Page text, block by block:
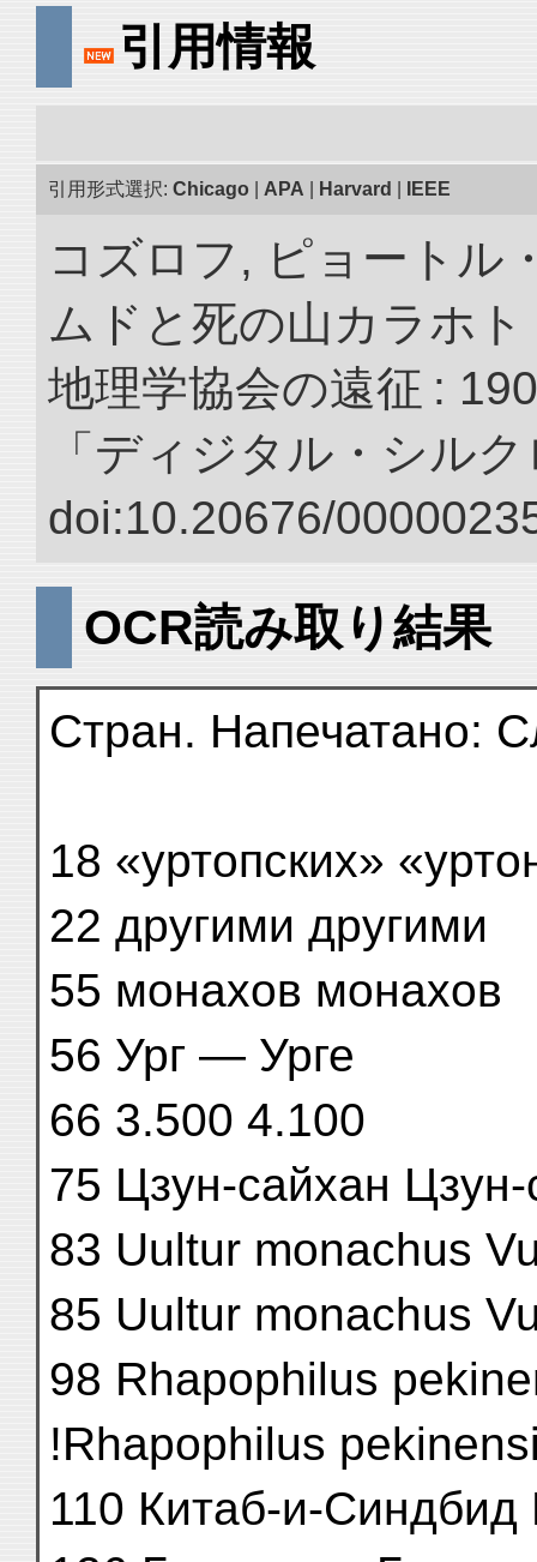
引用情報
引用形式選択: Chicago APA Harvard IEEE
コズロフ, ピョートル
ムドと死の山カラホ
地理学協会の遠征 :
「ディジタル・シル
doi:10.20676/
OCR読み取り結果
Стран. Напечатано:
18 «уртопских»
22 другими другими
55 монахов монахов
56 Ург — Урге
66 3.500 4.100
75 Цзун-сайхан Цзун-
83 Uultur monachus
85 Uultur monachus
98 Rhapophilus
!Rhapophilus
110 Китаб-и-